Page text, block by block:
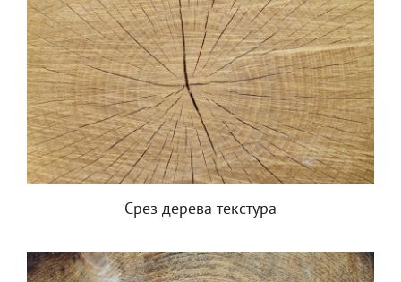
Срез дерева текстура